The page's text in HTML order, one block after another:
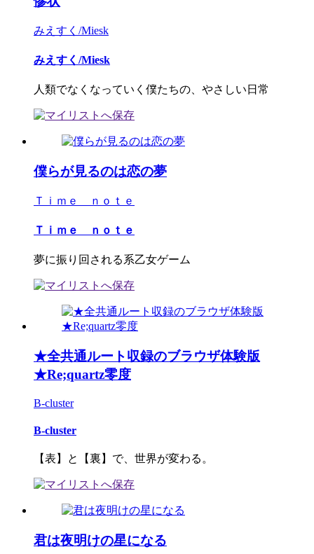
みえすく/Miesk
みえすく/Miesk
人類でなくなっていく僕たちの、やさしい日常
僕らが見るのは恋の夢
Ｔｉｍｅ ｎｏｔｅ
Ｔｉｍｅ ｎｏｔｅ
夢に振り回される系乙女ゲーム
★全共通ルート収録のブラウザ体験版
★Re;quartz零度
B-cluster
B-cluster
【表】と【裏】で、世界が変わる。
君は夜明けの星になる